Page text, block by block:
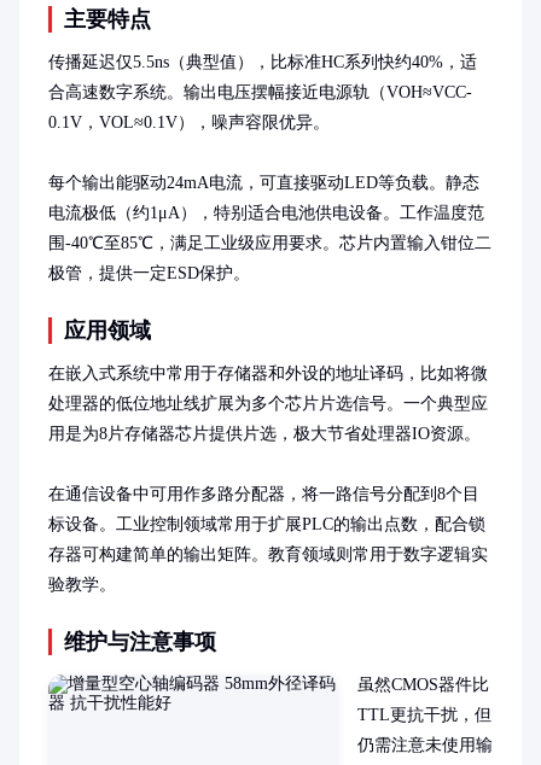
主要特点
传播延迟仅5.5ns（典型值），比标准HC系列快约40%，适
合高速数字系统。输出电压摆幅接近电源轨（VOH≈VCC-
0.1V，VOL≈0.1V），噪声容限优异。
每个输出能驱动24mA电流，可直接驱动LED等负载。静态
电流极低（约1μA），特别适合电池供电设备。工作温度范
围-40℃至85℃，满足工业级应用要求。芯片内置输入钳位二
极管，提供一定ESD保护。
应用领域
在嵌入式系统中常用于存储器和外设的地址译码，比如将微
处理器的低位地址线扩展为多个芯片片选信号。一个典型应
用是为8片存储器芯片提供片选，极大节省处理器IO资源。
在通信设备中可用作多路分配器，将一路信号分配到8个目
标设备。工业控制领域常用于扩展PLC的输出点数，配合锁
存器可构建简单的输出矩阵。教育领域则常用于数字逻辑实
验教学。
维护与注意事项
虽然CMOS器件比
TTL更抗干扰，但
仍需注意未使用输